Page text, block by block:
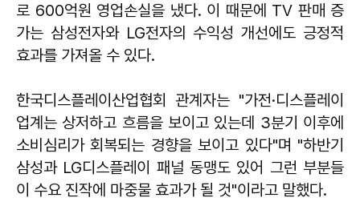
로 600억원 영업손실을 냈다. 이 때문에 TV 판매 증
가는 삼성전자와 LG전자의 수익성 개선에도 긍정적
효과를 가져올 수 있다.
한국디스플레이산업협회 관계자는 "가전·디스플레이
업계는 상저하고 흐름을 보이고 있는데 3분기 이후에
소비심리가 회복되는 경향을 보이고 있다"며 "하반기
삼성과 LG디스플레이 패널 동맹도 있어 그런 부분들
이 수요 진작에 마중물 효과가 될 것"이라고 말했다.